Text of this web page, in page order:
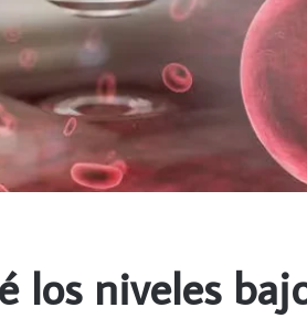
los niveles